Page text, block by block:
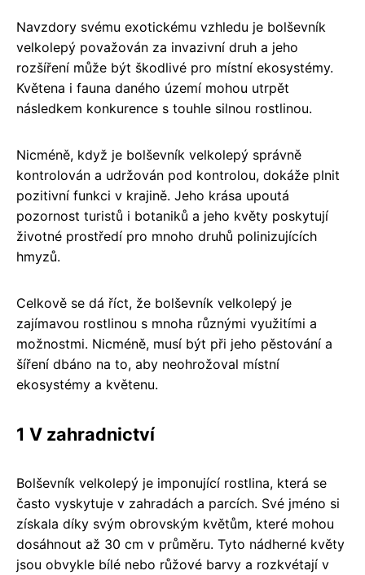
Navzdory svému exotickému vzhledu je bolševník
velkolepý považován za invazivní druh a jeho
rozšíření může být škodlivé pro místní ekosystémy.
Květena i fauna daného území mohou utrpět
následkem konkurence s touhle silnou rostlinou.
Nicméně, když je bolševník velkolepý správně
kontrolován a udržován pod kontrolou, dokáže plnit
pozitivní funkci v krajině. Jeho krása upoutá
pozornost turistů i botaniků a jeho květy poskytují
životné prostředí pro mnoho druhů polinizujících
hmyzů.
Celkově se dá říct, že bolševník velkolepý je
zajímavou rostlinou s mnoha různými využitími a
možnostmi. Nicméně, musí být při jeho pěstování a
šíření dbáno na to, aby neohrožoval místní
ekosystémy a květenu.
1 V zahradnictví
Bolševník velkolepý je imponující rostlina, která se
často vyskytuje v zahradách a parcích. Své jméno si
získala díky svým obrovským květům, které mohou
dosáhnout až 30 cm v průměru. Tyto nádherné květy
jsou obvykle bílé nebo růžové barvy a rozkvétají v